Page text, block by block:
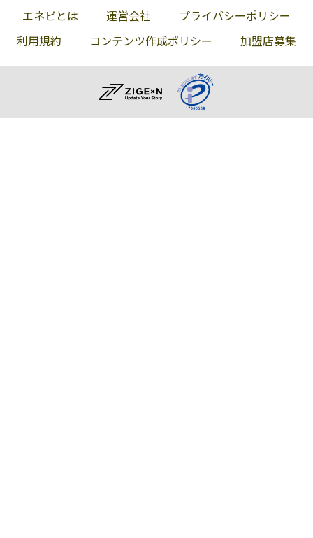
エネピとは 運営会社
プライバシーポリシー
利用規約
コンテンツ作成ポリシー 加盟店募集